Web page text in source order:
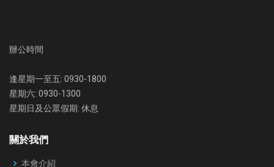
辦公時間
逢星期一至五: 0930-1800
星期六: 0930-1300
星期日及公眾假期: 休息
關於我們
本會介紹